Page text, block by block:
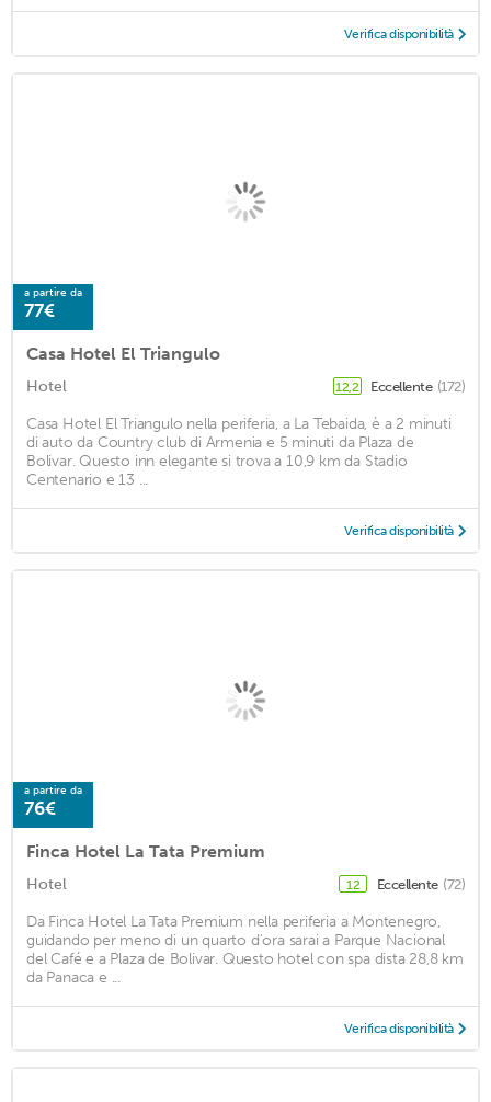
Verifica disponibilità
a partire da
77€
Casa Hotel El Triangulo
Hotel 12,2 Eccellente (172)
Casa Hotel El Triangulo nella periferia, a La Tebaida, è a 2 minuti
di auto da Country club di Armenia e 5 minuti da Plaza de
Bolivar. Questo inn elegante si trova a 10,9 km da Stadio
Centenario e 13 ...
Verifica disponibilità
a partire da
76€
Finca Hotel La Tata Premium
Hotel 12 Eccellente (72)
Da Finca Hotel La Tata Premium nella periferia a Montenegro,
guidando per meno di un quarto d'ora sarai a Parque Nacional
del Café e a Plaza de Bolivar. Questo hotel con spa dista 28,8 km
da Panaca e ...
Verifica disponibilità